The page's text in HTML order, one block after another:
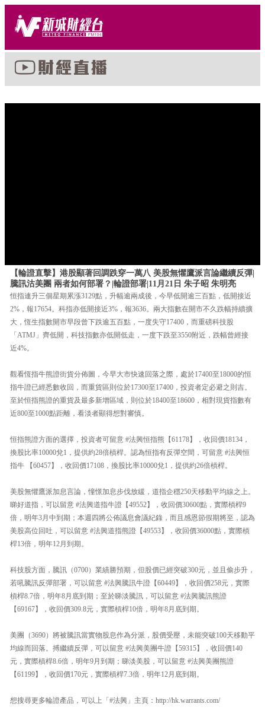
【輪證直擊】港股顯著回調跌穿一萬八 美股無懼鷹派言論繼續反彈|
騰訊沽美團 兩者如何部署？|輪證部署|11月21日 朱子昭 朱明亮
恒指連升三個星期累漲3129點，升幅逾兩成後，今早低開逾三百點，低開接近
2%，報17654。科指亦低開接近3%，報3636。兩大指數在開市不久跌幅持續擴
大，恆生指數開市早段曾下跌逾五百點，一度失守17400，而重磅科技股
「ATMJ」齊低開，科技指數亦低開低走，一度下跌至3550附近，跌幅曾經接
近4%。
觀看恆指牛熊證街貨分佈圖，今早大市快速回落之際，處於17400至18000的恒
指牛證已經悉數收回，而重貨區則位於17300至17400，投資者定必避之則吉。
至於恒指熊證的重貨及最多新增區域，則位於18400至18600，相對現貨指數有
近800至1000點距離，看淡者顯得想對審慎。
恒指熊證方面的選擇，投資者可留意 #法興恒指熊【61178】，收回價18134，
換股比率10000兌1，提供約28倍槓桿。認為恒指有反彈空間，可留意 #法興恒
指牛 【60457】，收回價17108，換股比率10000兌1，提供約26倍槓桿。
美股無懼鷹派加息言論，憧憬加息步伐放緩，道指企穩250天移動平均線之上。
睇好道指，可以留意 #法興道指牛證【49552】，收回價30600點，實際槓桿9
倍，明年3月中到期；本週四將公佈議息會議紀錄，而且感恩節假期將至，認為
美股高位回吐，可以留意 #法興道指熊證【49553】，收回價36000點，實際槓
桿13倍，明年12月到期。
科技股方面，騰訊（0700）業績勝預期，但股價已經突破300元，並且偷步升，
若吼騰訊反彈部署，可以留意 #法興騰訊牛證【60449】，收回價258元，實際
槓桿8.7倍，明年8月底到期；至於睇淡騰訊，可以留意 #法興騰訊熊證
【69167】，收回價309.8元，實際槓桿10倍，明年8月底到期。
美團（3690）將被騰訊當實物股息作為分派，股價受壓，未能突破100天移動平
均線而回落。搏繼續反彈，可以留意 #法興美團牛證【59315】，收回價140
元，實際槓桿8.6倍，明年9月到期；睇淡美股，可以留意 #法興美團熊證
【61199】，收回價170元，實際槓桿7.3倍，明年12月底到期。
想搜尋更多輪證產品，可以上「#法興」主頁：http://hk.warrants.com/